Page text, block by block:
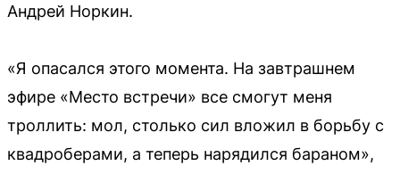
Андрей Норкин.
«Я опасался этого момента. На завтрашнем
эфире «Место встречи» все смогут меня
троллить: мол, столько сил вложил в борьбу с
квадроберами, а теперь нарядился бараном»,